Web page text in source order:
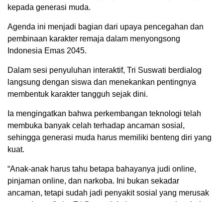
kepada generasi muda.
Agenda ini menjadi bagian dari upaya pencegahan dan
pembinaan karakter remaja dalam menyongsong
Indonesia Emas 2045.
Dalam sesi penyuluhan interaktif, Tri Suswati berdialog
langsung dengan siswa dan menekankan pentingnya
membentuk karakter tangguh sejak dini.
Ia mengingatkan bahwa perkembangan teknologi telah
membuka banyak celah terhadap ancaman sosial,
sehingga generasi muda harus memiliki benteng diri yang
kuat.
“Anak-anak harus tahu betapa bahayanya judi online,
pinjaman online, dan narkoba. Ini bukan sekadar
ancaman, tetapi sudah jadi penyakit sosial yang merusak